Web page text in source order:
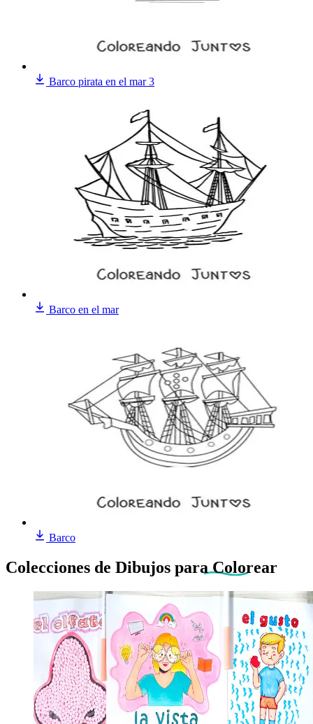
Barco pirata en el mar 3
Barco en el mar
Barco
Colecciones de Dibujos para Colorear